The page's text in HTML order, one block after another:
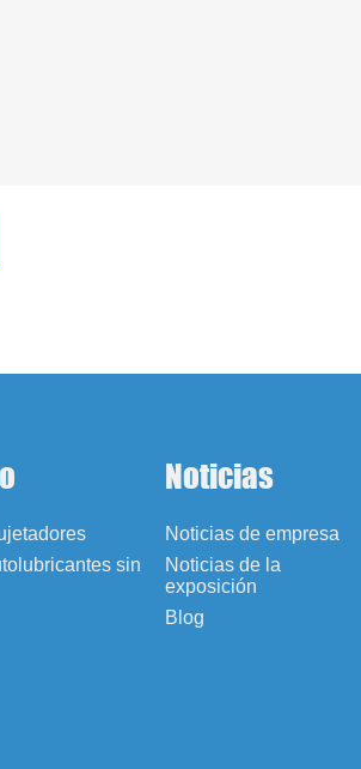
sin
Noticias
Noticias de empresa
Noticias de la
exposición
Blog